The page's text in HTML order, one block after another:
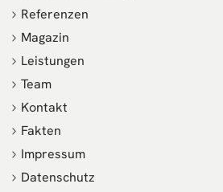
Referenzen
Magazin
Leistungen
Team
Kontakt
Fakten
Impressum
Datenschutz